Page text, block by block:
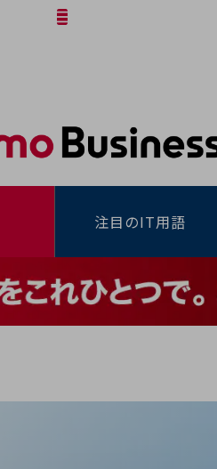
注目のIT用語